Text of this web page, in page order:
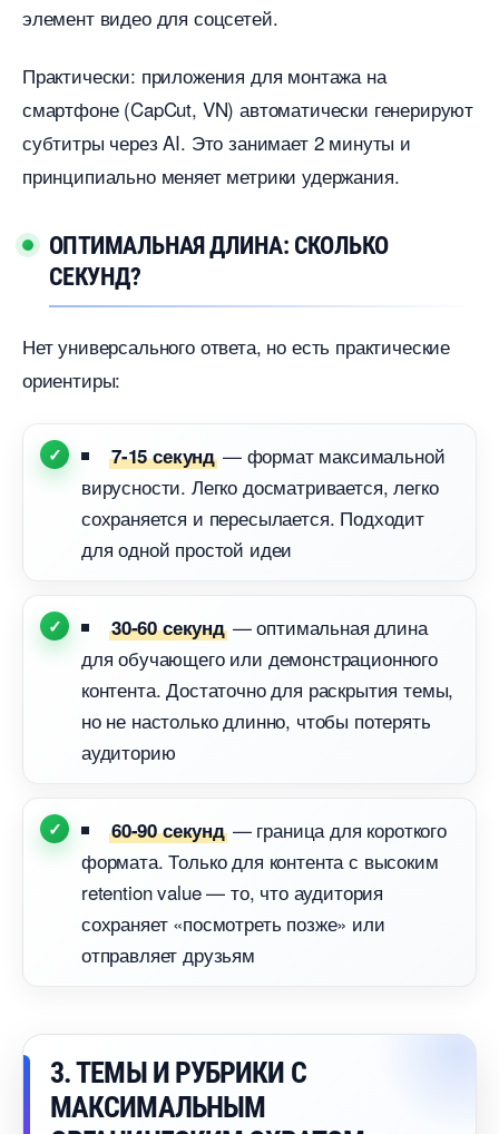
элемент видео для соцсетей.
Практически: приложения для монтажа на
смартфоне (CapCut, VN) автоматически генерируют
субтитры через AI. Это занимает 2 минуты и
принципиально меняет метрики удержания.
ОПТИМАЛЬНАЯ ДЛИНА: СКОЛЬКО
СЕКУНД?
Нет универсального ответа, но есть практические
ориентиры:
7-15 секунд — формат максимальной
ирусности. Легко досматривается, легко
сохраняется и пересылается. Подходит
для одной простой идеи
30-60 секунд— оптимальная длина
для обучающего или демонстрационного
контента. Достаточно для раскрытия темы,
но не настолько длинно, чтобы потерять
аудиторию
60-90 секунд— граница для короткого
формата. Только для контента с высоким
retention value — то, что аудитория
сохраняет «посмотреть позже» или
отправляет друзьям
3. ТЕМЫ И РУБРИКИ С
МАКСИМАЛЬНЫМ